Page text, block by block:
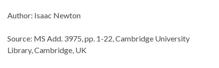
Author: Isaac Newton
Source: MS Add. 3975, pp. 1-22, Cambridge University
Library, Cambridge, UK